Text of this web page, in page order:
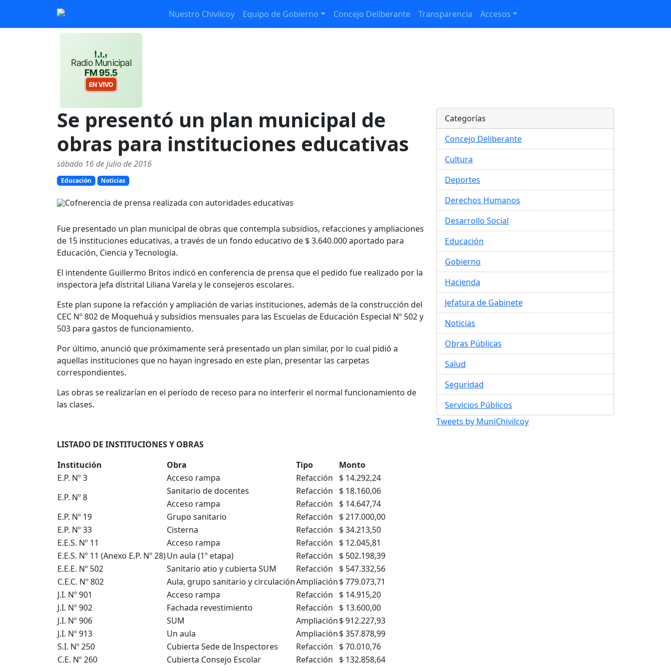
Nuestro Chivilcoy Equipo de Gobierno Concejo Deliberante Transparencia Accesos
Radio Municipal
FM 95.5
EN VIVO
Se presentó un plan municipal de
obras para instituciones educativas
sábado 16 de julio de 2016
Educación Noticias
Fue presentado un plan municipal de obras que contempla subsidios, refacciones y ampliaciones
de 15 instituciones educativas, a través de un fondo educativo de $ 3.640.000 aportado para
Educación, Ciencia y Tecnología.
El intendente Guillermo Britos indicó en conferencia de prensa que el pedido fue realizado por la
inspectora jefa distrital Liliana Varela y le consejeros escolares.
Este plan supone la refacción y ampliación de varias instituciones, además de la construcción del
CEC Nº 802 de Moquehuá y subsidios mensuales para las Escuelas de Educación Especial Nº 502 y
503 para gastos de funcionamiento.
Por último, anunció que próximamente será presentado un plan similar, por lo cual pidió a
aquellas instituciones que no hayan ingresado en este plan, presentar las carpetas
correspondientes.
Las obras se realizarían en el período de receso para no interferir el normal funcionamiento de
las clases.
LISTADO DE INSTITUCIONES Y OBRAS
Institución
Obra Tipo
Monto
E.P. Nº 3
Acceso rampa Refacción
$ 14.292,24
E.P. Nº 8
Sanitario de docentes Refacción
$ 18.160,06
Acceso rampa
Refacción
$ 14.647,74
E.P. Nº 19
Grupo sanitario Refacción
$ 217.000,00
E.P. Nº 33
Cisterna Refacción
$ 34.213,50
E.E.S. Nº 11
Acceso rampa Refacción
$ 12.045,81
E.E.S. Nº 11 (Anexo E.P. Nº 28)Un aula (1º etapa) Refacción
$ 502.198,39
E.E.E. Nº 502
Sanitario atio y cubierta SUM Refacción
$ 547.332,56
C.E.C. Nº 802
Aula, grupo sanitario y circulaciónAmpliación$ 779.073,71
J.I. Nº 901
Acceso rampa Refacción
$ 14.915,20
J.I. Nº 902
Fachada revestimiento Refacción
$ 13.600,00
J.I. Nº 906
SUM Ampliación$ 912.227,93
J.I. Nº 913
Un aula Ampliación$ 357.878,99
S.I. Nº 250
Cubierta Sede de Inspectores Refacción
$ 70.010,76
C.E. Nº 260
Cubierta Consejo Escolar Refacción $ 132.858,64
Categorías
Concejo Deliberante
Cultura
Deportes
Derechos Humanos
Desarrollo Social
Educación
Gobierno
Hacienda
Jefatura de Gabinete
Noticias
Obras Públicas
Salud
Seguridad
Servicios Públicos
Tweets by MuniChivilcoy